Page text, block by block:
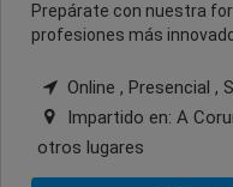
Prepárate con nuestra
profesiones más
Online , Presencial ,
Impartido en: A
otros lugares